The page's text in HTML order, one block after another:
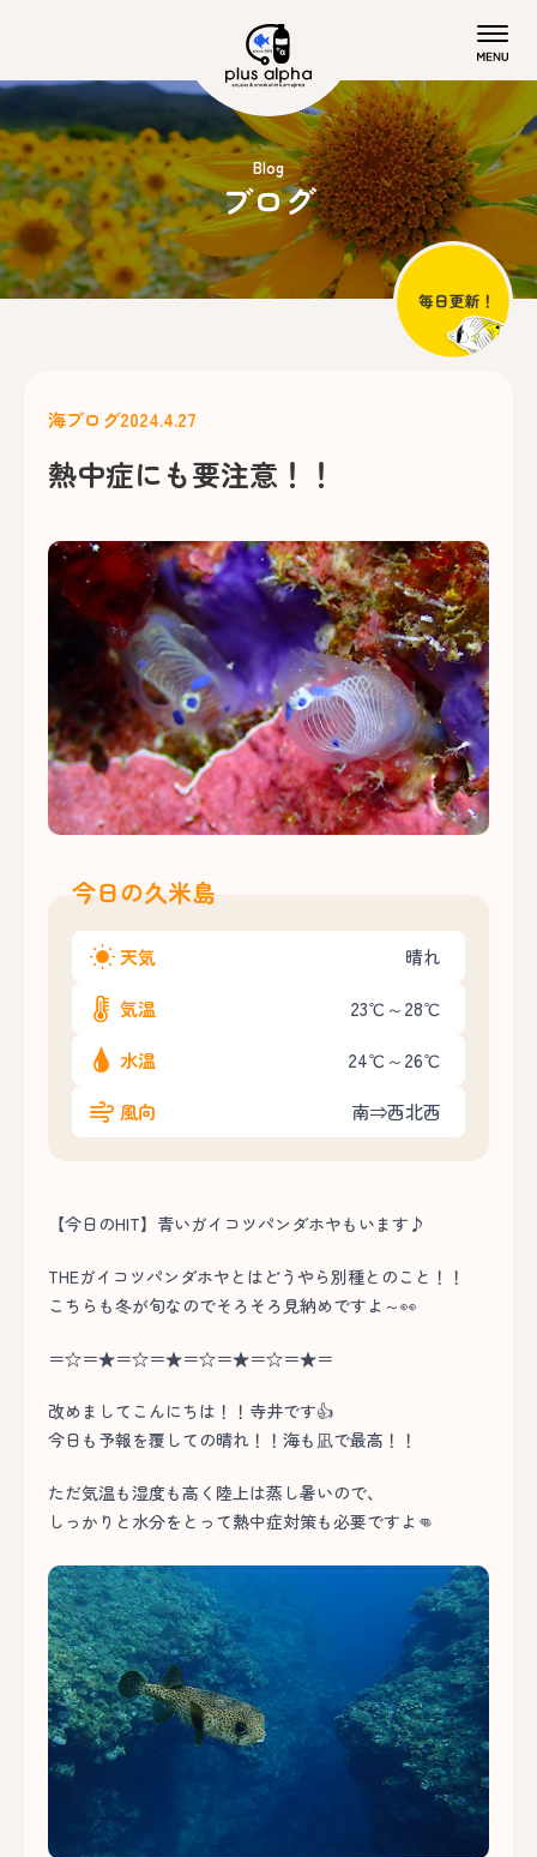
Blog
ブログ
海ブログ2024.4.27
熱中症にも要注意！！
今日の久米島
天気 晴れ
気温 23℃～28℃
水温 24℃～26℃
風向 南⇒西北西
【今日のHIT】青いガイコツパンダホヤもいます♪
THEガイコツパンダホヤとはどうやら別種とのこと！！
こちらも冬が旬なのでそろそろ見納めですよ～👀
＝☆＝★＝☆＝★＝☆＝★＝☆＝★＝
改めましてこんにちは！！寺井です👍
今日も予報を覆しての晴れ！！海も凪で最高！！
ただ気温も湿度も高く陸上は蒸し暑いので、
しっかりと水分をとって熱中症対策も必要ですよ👊